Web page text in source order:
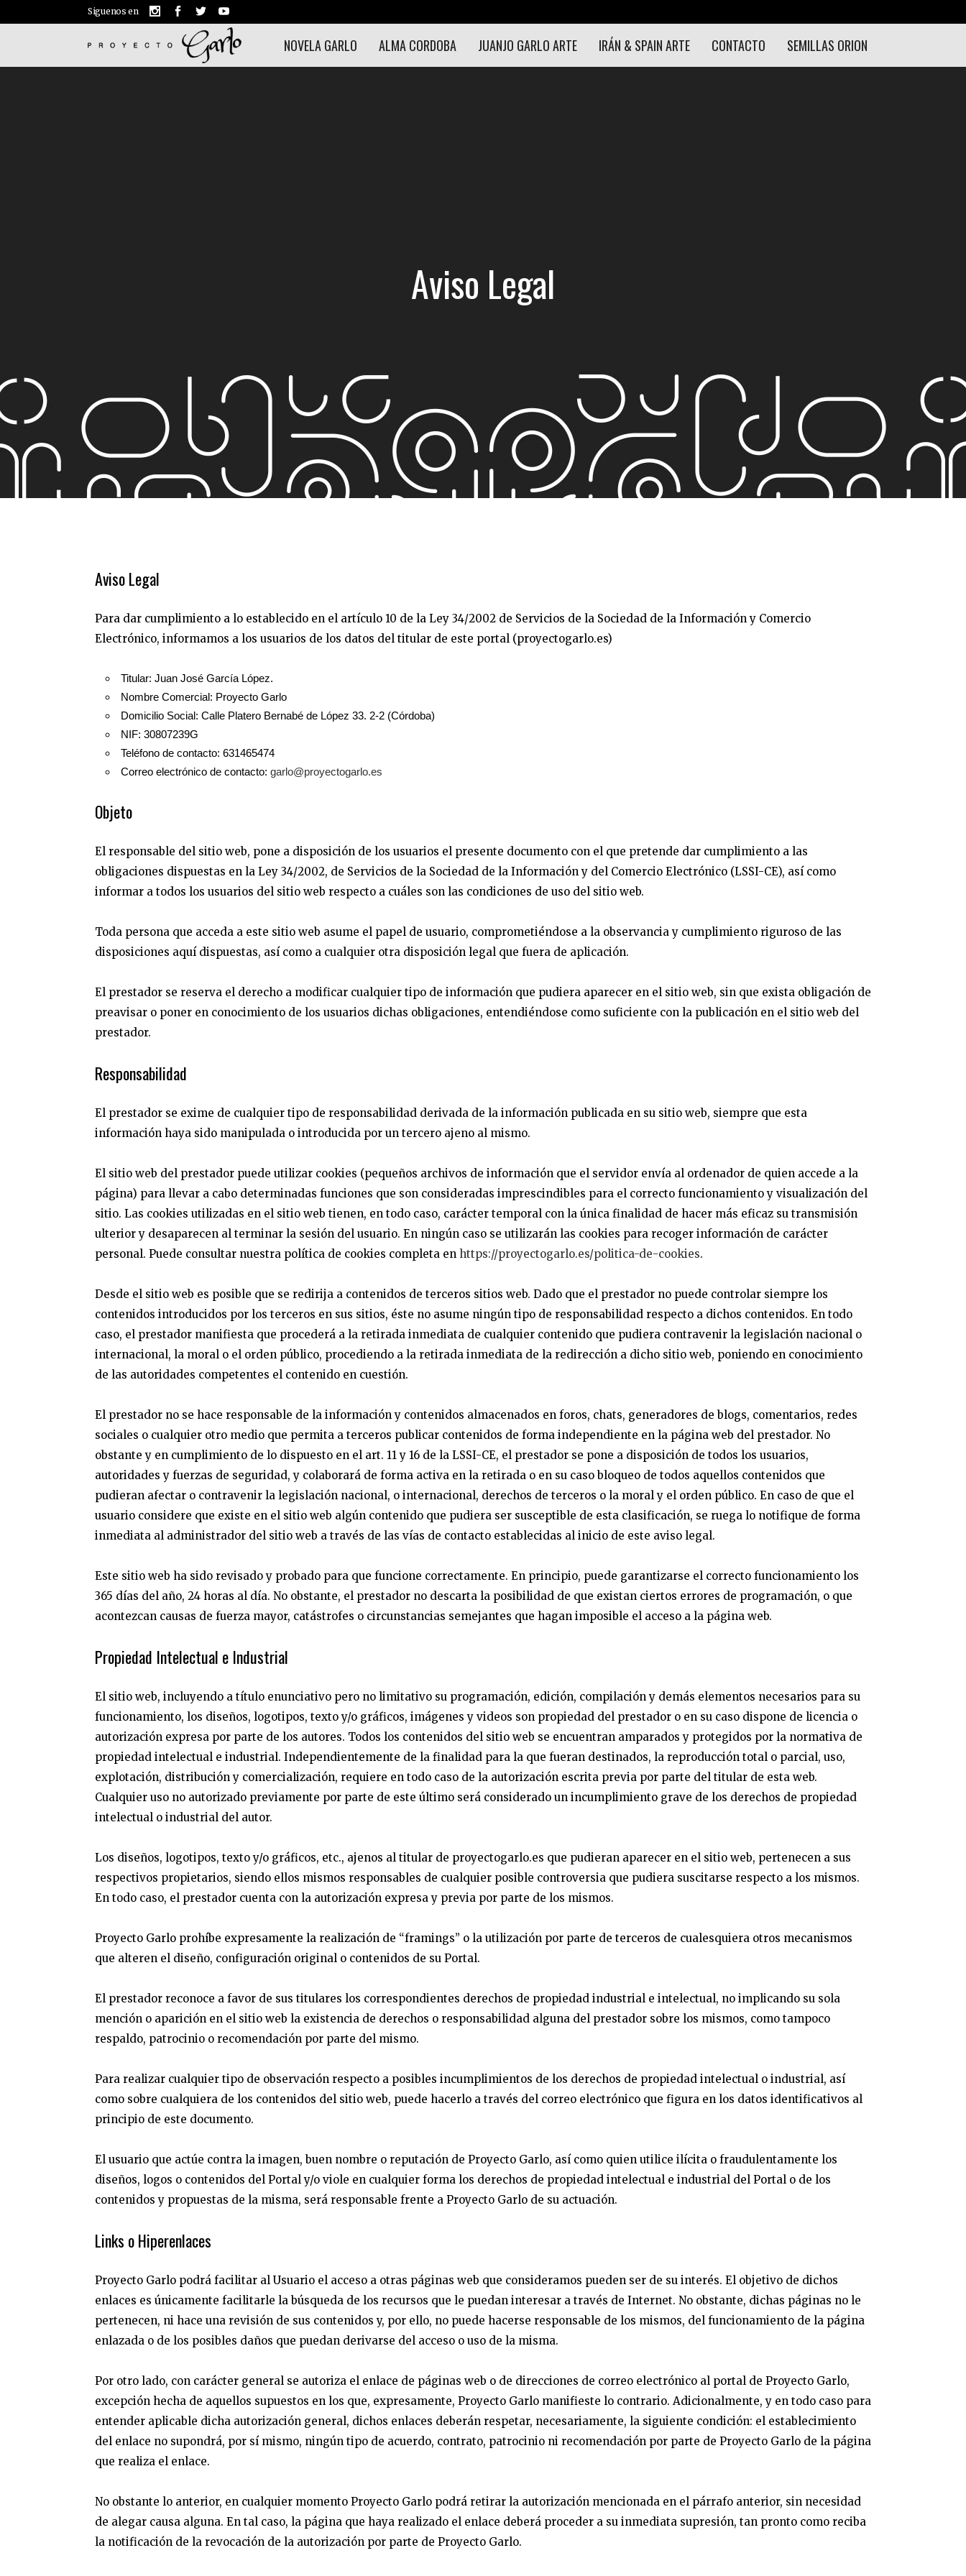
Siguenos en
NOVELA GARLO ALMA CORDOBA JUANJO GARLO ARTE IRÁN & SPAIN ARTE CONTACTO SEMILLAS ORION
Aviso Legal
Aviso Legal
Para dar cumplimiento a lo establecido en el artículo 10 de la Ley 34/2002 de Servicios de la Sociedad de la Información y Comercio
Electrónico, informamos a los usuarios de los datos del titular de este portal (proyectogarlo.es)
Titular: Juan José García López.
Nombre Comercial: Proyecto Garlo
Domicilio Social: Calle Platero Bernabé de López 33. 2-2 (Córdoba)
NIF: 30807239G
Teléfono de contacto: 631465474
Correo electrónico de contacto: garlo@proyectogarlo.es
Objeto
El responsable del sitio web, pone a disposición de los usuarios el presente documento con el que pretende dar cumplimiento a las
obligaciones dispuestas en la Ley 34/2002, de Servicios de la Sociedad de la Información y del Comercio Electrónico (LSSI-CE), así como
informar a todos los usuarios del sitio web respecto a cuáles son las condiciones de uso del sitio web.
Toda persona que acceda a este sitio web asume el papel de usuario, comprometiéndose a la observancia y cumplimiento riguroso de las
disposiciones aquí dispuestas, así como a cualquier otra disposición legal que fuera de aplicación.
El prestador se reserva el derecho a modificar cualquier tipo de información que pudiera aparecer en el sitio web, sin que exista obligación de
preavisar o poner en conocimiento de los usuarios dichas obligaciones, entendiéndose como suficiente con la publicación en el sitio web del
prestador.
Responsabilidad
El prestador se exime de cualquier tipo de responsabilidad derivada de la información publicada en su sitio web, siempre que esta
información haya sido manipulada o introducida por un tercero ajeno al mismo.
El sitio web del prestador puede utilizar cookies (pequeños archivos de información que el servidor envía al ordenador de quien accede a la
página) para llevar a cabo determinadas funciones que son consideradas imprescindibles para el correcto funcionamiento y visualización del
sitio. Las cookies utilizadas en el sitio web tienen, en todo caso, carácter temporal con la única finalidad de hacer más eficaz su transmisión
ulterior y desaparecen al terminar la sesión del usuario. En ningún caso se utilizarán las cookies para recoger información de carácter
personal. Puede consultar nuestra política de cookies completa en https://proyectogarlo.es/politica-de-cookies.
Desde el sitio web es posible que se redirija a contenidos de terceros sitios web. Dado que el prestador no puede controlar siempre los
contenidos introducidos por los terceros en sus sitios, éste no asume ningún tipo de responsabilidad respecto a dichos contenidos. En todo
caso, el prestador manifiesta que procederá a la retirada inmediata de cualquier contenido que pudiera contravenir la legislación nacional o
internacional, la moral o el orden público, procediendo a la retirada inmediata de la redirección a dicho sitio web, poniendo en conocimiento
de las autoridades competentes el contenido en cuestión.
El prestador no se hace responsable de la información y contenidos almacenados en foros, chats, generadores de blogs, comentarios, redes
sociales o cualquier otro medio que permita a terceros publicar contenidos de forma independiente en la página web del prestador. No
obstante y en cumplimiento de lo dispuesto en el art. 11 y 16 de la LSSI-CE, el prestador se pone a disposición de todos los usuarios,
autoridades y fuerzas de seguridad, y colaborará de forma activa en la retirada o en su caso bloqueo de todos aquellos contenidos que
pudieran afectar o contravenir la legislación nacional, o internacional, derechos de terceros o la moral y el orden público. En caso de que el
usuario considere que existe en el sitio web algún contenido que pudiera ser susceptible de esta clasificación, se ruega lo notifique de forma
inmediata al administrador del sitio web a través de las vías de contacto establecidas al inicio de este aviso legal.
Este sitio web ha sido revisado y probado para que funcione correctamente. En principio, puede garantizarse el correcto funcionamiento los
365 días del año, 24 horas al día. No obstante, el prestador no descarta la posibilidad de que existan ciertos errores de programación, o que
acontezcan causas de fuerza mayor, catástrofes o circunstancias semejantes que hagan imposible el acceso a la página web.
Propiedad Intelectual e Industrial
El sitio web, incluyendo a título enunciativo pero no limitativo su programación, edición, compilación y demás elementos necesarios para su
funcionamiento, los diseños, logotipos, texto y/o gráficos, imágenes y videos son propiedad del prestador o en su caso dispone de licencia o
autorización expresa por parte de los autores. Todos los contenidos del sitio web se encuentran amparados y protegidos por la normativa de
propiedad intelectual e industrial. Independientemente de la finalidad para la que fueran destinados, la reproducción total o parcial, uso,
explotación, distribución y comercialización, requiere en todo caso de la autorización escrita previa por parte del titular de esta web.
Cualquier uso no autorizado previamente por parte de este último será considerado un incumplimiento grave de los derechos de propiedad
intelectual o industrial del autor.
Los diseños, logotipos, texto y/o gráficos, etc., ajenos al titular de proyectogarlo.es que pudieran aparecer en el sitio web, pertenecen a sus
respectivos propietarios, siendo ellos mismos responsables de cualquier posible controversia que pudiera suscitarse respecto a los mismos.
En todo caso, el prestador cuenta con la autorización expresa y previa por parte de los mismos.
Proyecto Garlo prohíbe expresamente la realización de “framings” o la utilización por parte de terceros de cualesquiera otros mecanismos
que alteren el diseño, configuración original o contenidos de su Portal.
El prestador reconoce a favor de sus titulares los correspondientes derechos de propiedad industrial e intelectual, no implicando su sola
mención o aparición en el sitio web la existencia de derechos o responsabilidad alguna del prestador sobre los mismos, como tampoco
respaldo, patrocinio o recomendación por parte del mismo.
Para realizar cualquier tipo de observación respecto a posibles incumplimientos de los derechos de propiedad intelectual o industrial, así
como sobre cualquiera de los contenidos del sitio web, puede hacerlo a través del correo electrónico que figura en los datos identificativos al
principio de este documento.
El usuario que actúe contra la imagen, buen nombre o reputación de Proyecto Garlo, así como quien utilice ilícita o fraudulentamente los
diseños, logos o contenidos del Portal y/o viole en cualquier forma los derechos de propiedad intelectual e industrial del Portal o de los
contenidos y propuestas de la misma, será responsable frente a Proyecto Garlo de su actuación.
Links o Hiperenlaces
Proyecto Garlo podrá facilitar al Usuario el acceso a otras páginas web que consideramos pueden ser de su interés. El objetivo de dichos
enlaces es únicamente facilitarle la búsqueda de los recursos que le puedan interesar a través de Internet. No obstante, dichas páginas no le
pertenecen, ni hace una revisión de sus contenidos y, por ello, no puede hacerse responsable de los mismos, del funcionamiento de la página
enlazada o de los posibles daños que puedan derivarse del acceso o uso de la misma.
Por otro lado, con carácter general se autoriza el enlace de páginas web o de direcciones de correo electrónico al portal de Proyecto Garlo,
excepción hecha de aquellos supuestos en los que, expresamente, Proyecto Garlo manifieste lo contrario. Adicionalmente, y en todo caso para
entender aplicable dicha autorización general, dichos enlaces deberán respetar, necesariamente, la siguiente condición: el establecimiento
del enlace no supondrá, por sí mismo, ningún tipo de acuerdo, contrato, patrocinio ni recomendación por parte de Proyecto Garlo de la página
que realiza el enlace.
No obstante lo anterior, en cualquier momento Proyecto Garlo podrá retirar la autorización mencionada en el párrafo anterior, sin necesidad
de alegar causa alguna. En tal caso, la página que haya realizado el enlace deberá proceder a su inmediata supresión, tan pronto como reciba
la notificación de la revocación de la autorización por parte de Proyecto Garlo.